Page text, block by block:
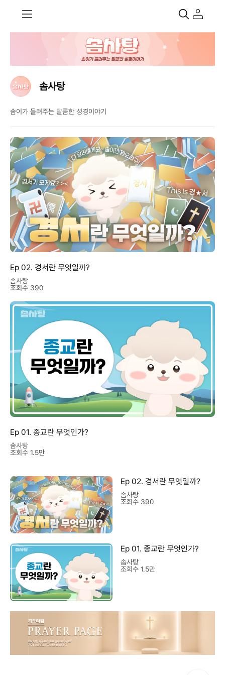
솜사탕
솜이가 들려주는 달콤한 성경이야기
Ep 02. 경서란 무엇일까?
솜사탕
조회수 390
Ep 01. 종교란 무엇인가?
솜사탕
조회수 1.5만
Ep 02. 경서란 무엇일까?
솜사탕
조회수 390
Ep 01. 종교란 무엇인가?
솜사탕
조회수 1.5만